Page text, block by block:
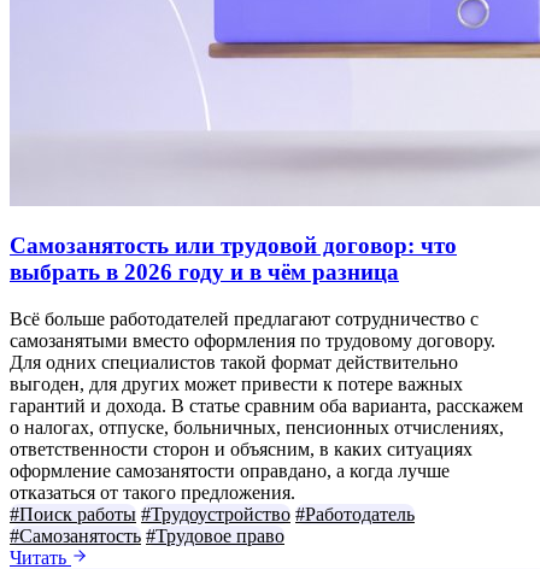
Самозанятость или трудовой договор: что
выбрать в 2026 году и в чём разница
Всё больше работодателей предлагают сотрудничество с
самозанятыми вместо оформления по трудовому договору.
Для одних специалистов такой формат действительно
выгоден, для других может привести к потере важных
гарантий и дохода. В статье сравним оба варианта, расскажем
о налогах, отпуске, больничных, пенсионных отчислениях,
ответственности сторон и объясним, в каких ситуациях
оформление самозанятости оправдано, а когда лучше
отказаться от такого предложения.
#Поиск работы #Трудоустройство #Работодатель
#Самозанятость #Трудовое право
Читать